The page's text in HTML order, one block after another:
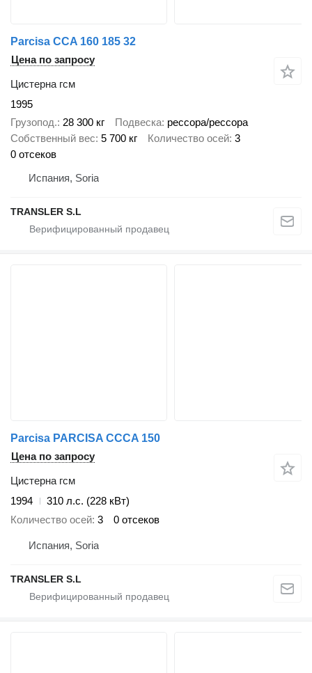
Parcisa CCA 160 185 32
Цена по запросу
Цистерна гсм
1995
Грузопод. 28 300 кг Подвеска рессора/рессора
Собственный вес 5 700 кг Количество осей 3
0 отсеков
Испания, Soria
TRANSLER S.L
Parcisa PARCISA CCCA 150
Цена по запросу
Цистерна гсм
1994
310 л.с. (228 кВт)
Количество осей 3 0 отсеков
Испания, Soria
TRANSLER S.L